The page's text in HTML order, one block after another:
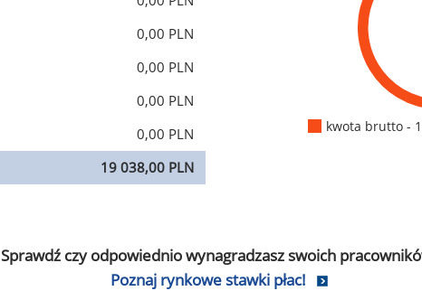
0,00 PLN
0,00 PLN
0,00 PLN
0,00 PLN
19 038,00 PLN
kwota brutto -
Sprawdź czy odpowiednio wynagradzasz swoich
Poznaj rynkowe stawki płac!